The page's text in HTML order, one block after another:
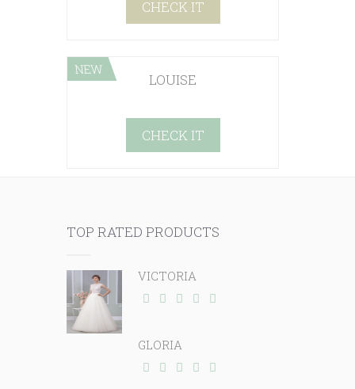
CHECK IT
NEW
LOUISE
CHECK IT
TOP RATED PRODUCTS
VICTORIA
GLORIA